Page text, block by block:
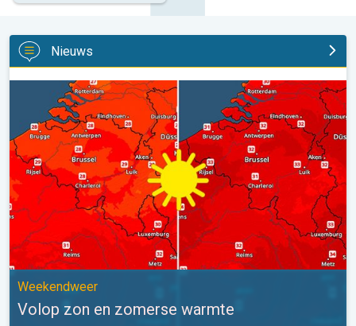
Nieuws
Volop zon en zomerse warmte. Weekendweer. . .
Weekendweer
Volop zon en zomerse warmte